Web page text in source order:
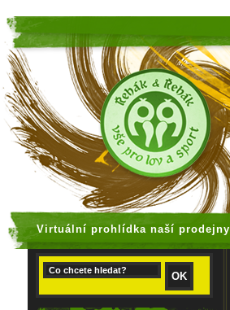
Virtuální prohlídka naší prodejny